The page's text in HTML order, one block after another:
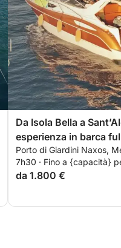
Da Isola Bella a
esperienza in barca
Porto di Giardini Naxos,
7h30 · Fino a {capacità}
da 1.800 €